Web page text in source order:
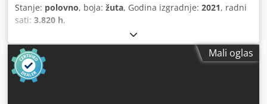
Stanje: polovno, boja: žuta, Godina izgradnje: 2021, radni
sati: 3.820 h,
Mali oglas